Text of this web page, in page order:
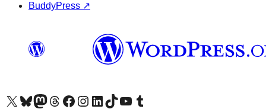
BuddyPress ↗
Visit our X (formerly Twitter) account
Посетите наш Bluesky налог
Visit our Mastodon account
Посетите наш налог на Threads-у Visit our Facebook pageПосетите наш Инстаграм налог
Visit our LinkedIn account
Посетите наш TikTok налог
Visit our YouTube channel
Посетите наш Tumblr налог